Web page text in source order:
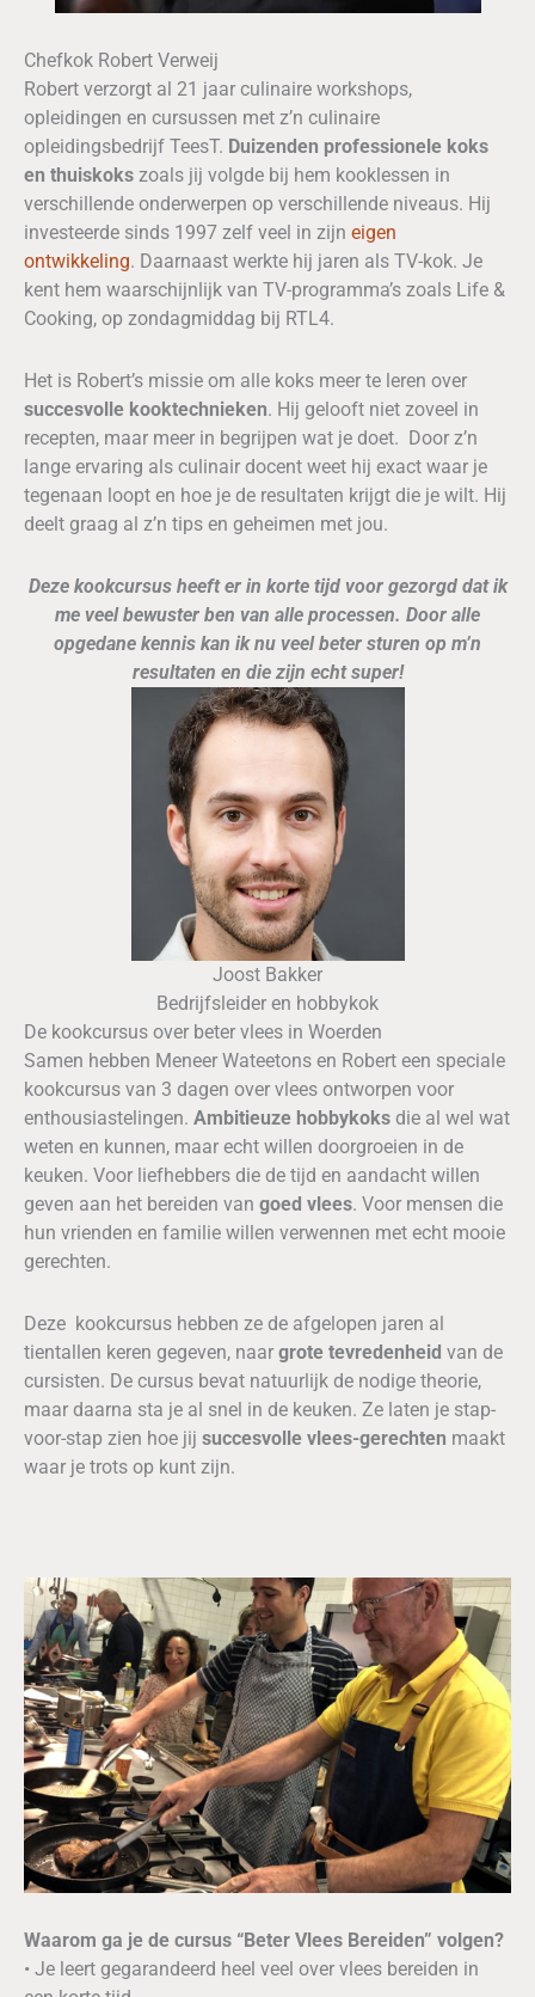
Chefkok Robert Verweij
Robert verzorgt al 21 jaar culinaire workshops,
opleidingen en cursussen met z’n culinaire
opleidingsbedrijf TeesT. Duizenden professionele koks
en thuiskoks zoals jij volgde bij hem kooklessen in
verschillende onderwerpen op verschillende niveaus. Hij
investeerde sinds 1997 zelf veel in zijn eigen
ontwikkeling. Daarnaast werkte hij jaren als TV-kok. Je
kent hem waarschijnlijk van TV-programma’s zoals Life &
Cooking, op zondagmiddag bij RTL4.
Het is Robert’s missie om alle koks meer te leren over
succesvolle kooktechnieken. Hij gelooft niet zoveel in
recepten, maar meer in begrijpen wat je doet. Door z’n
lange ervaring als culinair docent weet hij exact waar je
tegenaan loopt en hoe je de resultaten krijgt die je wilt. Hij
deelt graag al z’n tips en geheimen met jou.
Deze kookcursus heeft er in korte tijd voor gezorgd dat ik
me veel bewuster ben van alle processen. Door alle
opgedane kennis kan ik nu veel beter sturen op m’n
resultaten en die zijn echt super!
Joost Bakker
Bedrijfsleider en hobbykok
De kookcursus over beter vlees in Woerden
Samen hebben Meneer Wateetons en Robert een speciale
kookcursus van 3 dagen over vlees ontworpen voor
enthousiastelingen. Ambitieuze hobbykoks die al wel wat
weten en kunnen, maar echt willen doorgroeien in de
keuken. Voor liefhebbers die de tijd en aandacht willen
geven aan het bereiden van goed vlees. Voor mensen die
hun vrienden en familie willen verwennen met echt mooie
gerechten.
Deze kookcursus hebben ze de afgelopen jaren al
tientallen keren gegeven, naar grote tevredenheid van de
cursisten. De cursus bevat natuurlijk de nodige theorie,
maar daarna sta je al snel in de keuken. Ze laten je stap-
voor-stap zien hoe jij succesvolle vlees-gerechten maakt
waar je trots op kunt zijn.
Waarom ga je de cursus “Beter Vlees Bereiden” volgen?
• Je leert gegarandeerd heel veel over vlees bereiden in